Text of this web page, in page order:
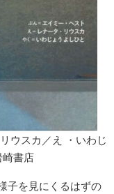
ウスカ／え ・いわじ
崎書店
子を見にくるはずの